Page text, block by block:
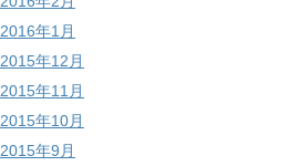
2016年1月
2015年12月
2015年11月
2015年10月
2015年9月